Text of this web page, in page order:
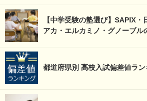
【中学受験の塾選び】SAPIX
アカ・エルカミノ・グノーブル
都道府県別 高校入試偏差値ラ